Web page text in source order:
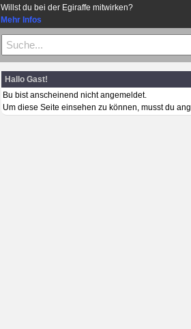
Willst du bei der Egiraffe mitwirken?
Mehr Infos
Hallo Gast!
Bu bist anscheinend nicht angemeldet.
Um diese Seite einsehen zu können, musst du